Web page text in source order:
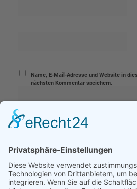
Name, E-Mail-Adresse und Website in
nächsten Kommentar speichern.